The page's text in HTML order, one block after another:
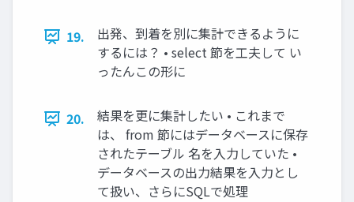
19.
出発、到着を別に集計できるように
するには？ • select 節を工夫して い
ったんこの形に
20.
結果を更に集計したい • これまで
は、 from 節にはデータベースに保存
されたテーブル 名を入力していた •
データベースの出力結果を入力とし
て扱い、さらにSQLで処理